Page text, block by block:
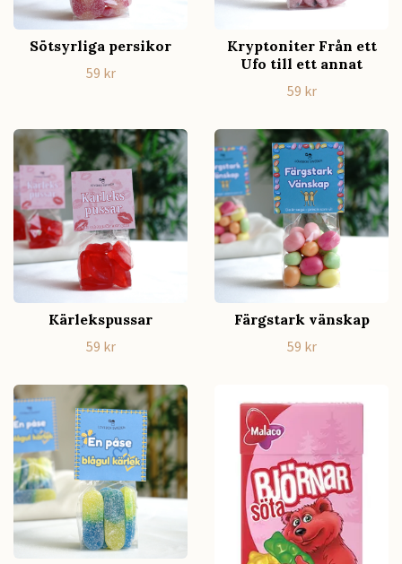
Sötsyrliga persikor
59 kr
Kryptoniter Från ett
Ufo till ett annat
59 kr
Kärlekspussar
59 kr
Färgstark vänskap
59 kr